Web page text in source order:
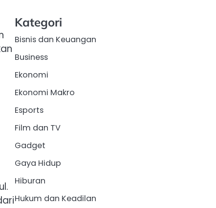
Kategori
Bisnis dan Keuangan
Business
Ekonomi
Ekonomi Makro
Esports
Film dan TV
Gadget
Gaya Hidup
Hiburan
Hukum dan Keadilan